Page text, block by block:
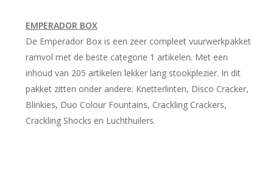
EMPERADOR BOX
De Emperador Box is een zeer compleet vuurwerkpakket
ramvol met de beste categorie 1 artikelen. Met een
inhoud van 205 artikelen lekker lang stookplezier. In dit
pakket zitten onder andere: Knetterlinten, Disco Cracker,
Blinkies, Duo Colour Fountains, Crackling Crackers,
Crackling Shocks en Luchthuilers.